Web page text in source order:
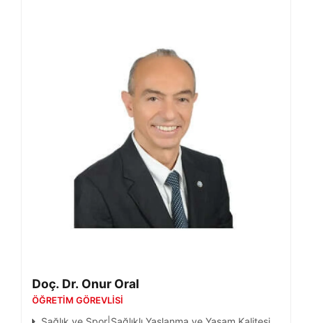
Doç. Dr. Onur Oral
ÖĞRETIM GÖREVLISI